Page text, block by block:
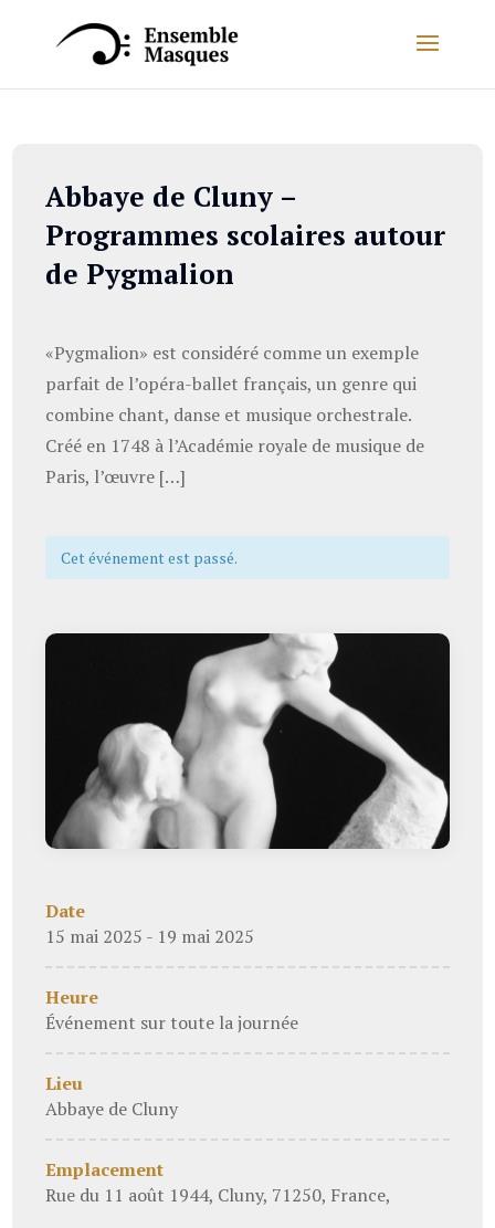
Abbaye de Cluny –
Programmes scolaires autour
de Pygmalion
«Pygmalion» est considéré comme un exemple
parfait de l’opéra-ballet français, un genre qui
combine chant, danse et musique orchestrale.
Créé en 1748 à l’Académie royale de musique de
Paris, l’œuvre […]
Cet événement est passé.
Date
15 mai 2025 - 19 mai 2025
Heure
Événement sur toute la journée
Lieu
Abbaye de Cluny
Emplacement
Rue du 11 août 1944, Cluny, 71250, France,